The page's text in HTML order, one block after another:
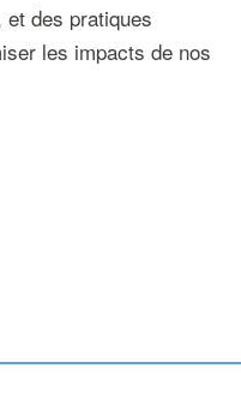
des pratiques
les impacts de nos